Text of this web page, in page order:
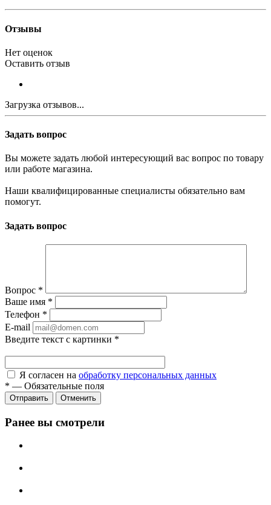
Отзывы
Нет оценок
Оставить отзыв
Загрузка отзывов...
Задать вопрос
Вы можете задать любой интересующий вас вопрос по товару
или работе магазина.
Наши квалифицированные специалисты обязательно вам
помогут.
Задать вопрос
Вопрос *
Ваше имя *
Телефон *
E-mail
Введите текст с картинки *
Я согласен на обработку персональных данных
* — Обязательные поля
Отправить Отменить
Ранее вы смотрели